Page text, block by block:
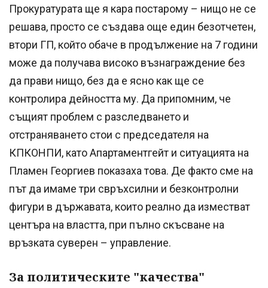
Прокуратурата ще я кара постарому – нищо не се
решава, просто се създава още един безотчетен,
втори ГП, който обаче в продължение на 7 години
може да получава високо възнаграждение без
да прави нищо, без да е ясно как ще се
контролира дейността му. Да припомним, че
същият проблем с разследването и
отстраняването стои с председателя на
КПКОНПИ, като Апартаментгейт и ситуацията на
Пламен Георгиев показаха това. Де факто сме на
път да имаме три свръхсилни и безконтролни
фигури в държавата, които реално да изместват
центъра на властта, при пълно скъсване на
връзката суверен – управление.
За политическите "качества"